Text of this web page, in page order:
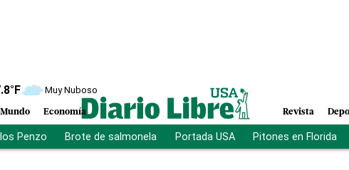
°F Muy Nuboso
Mundo Economía Revista
Penzo Brote de salmonela Portada USA Pitones en Florida